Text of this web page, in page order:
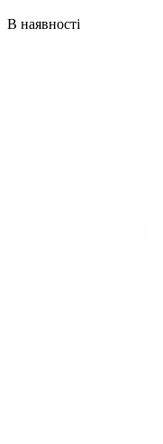
В наявності